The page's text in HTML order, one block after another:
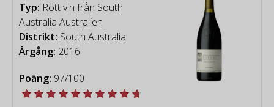
Typ: Rött vin från South
Australia Australien
Distrikt: South Australia
Årgång: 2016
Poäng: 97/100